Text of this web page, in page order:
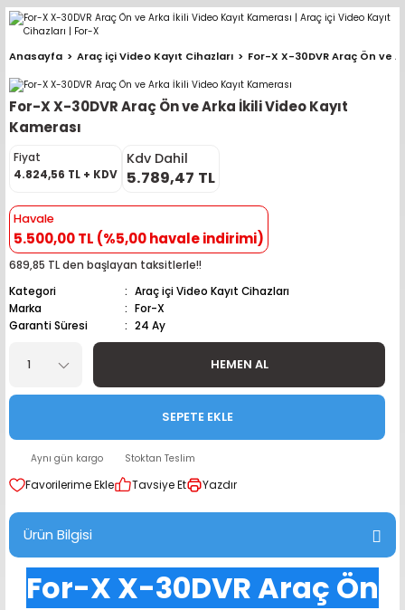
Geri Dön
Geri Dön
Teypler
Geri Dön
Geri Dön
Takımları
Takımları
Hoparlör Takımları
Hoparlör Takımları
Takımları
Takımları
Geri Dön
Geri Dön
Geri Dön
Geri Dön
İçinden Ekran Çıkan )
Geri Dön
Anasayfa Araç içi Video Kayıt Cihazları For-X X-30DVR Araç Ön ve
For-X X-30DVR Araç Ön ve Arka İkili Video Kayıt
Kamerası
Fiyat
4.824,56 TL + KDV
Kdv Dahil
5.789,47 TL
Havale
5.500,00 TL (%5,00 havale indirimi)
689,85 TL den başlayan taksitlerle!!
Kategori
Araç içi Video Kayıt Cihazları
Marka
For-X
Garanti Süresi
24 Ay
HEMEN AL
SEPETE EKLE
Aynı gün kargo Stoktan Teslim
Tavsiye Et Yazdır
Ürün Bilgisi
For-X X-30DVR Araç Ön